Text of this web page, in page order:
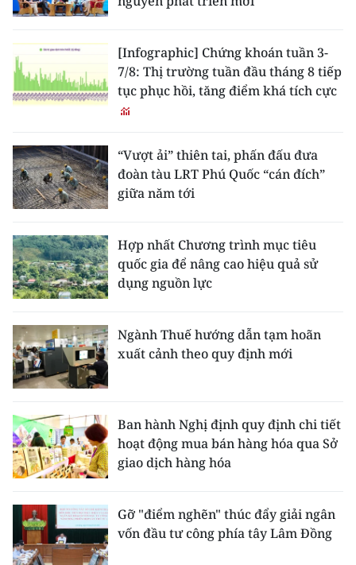
[Infographic] Chứng khoán tuần 3-
7/8: Thị trường tuần đầu tháng 8 tiếp
tục phục hồi, tăng điểm khá tích cực
“Vượt ải” thiên tai, phấn đấu đưa
đoàn tàu LRT Phú Quốc “cán đích”
giữa năm tới
Hợp nhất Chương trình mục tiêu
quốc gia để nâng cao hiệu quả sử
dụng nguồn lực
Ngành Thuế hướng dẫn tạm hoãn
xuất cảnh theo quy định mới
Ban hành Nghị định quy định chi tiết
hoạt động mua bán hàng hóa qua Sở
giao dịch hàng hóa
Gỡ "điểm nghẽn" thúc đẩy giải ngân
vốn đầu tư công phía tây Lâm Đồng